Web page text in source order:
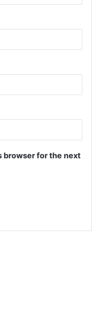
browser for the next